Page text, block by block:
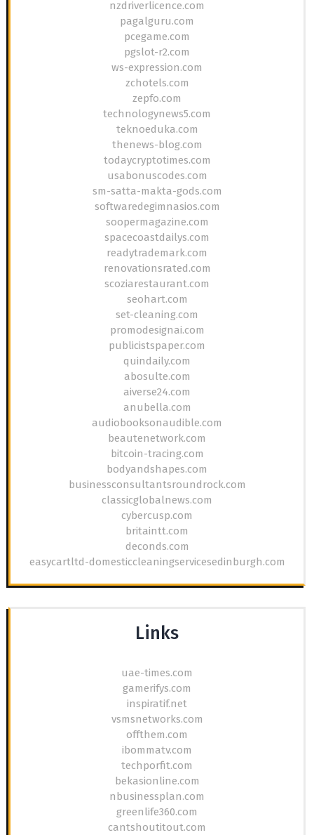
nzdriverlicence.com
pagalguru.com
pcegame.com
pgslot-r2.com
ws-expression.com
zchotels.com
zepfo.com
technologynews5.com
teknoeduka.com
thenews-blog.com
todaycryptotimes.com
usabonuscodes.com
sm-satta-makta-gods.com
softwaredegimnasios.com
soopermagazine.com
spacecoastdailys.com
readytrademark.com
renovationsrated.com
scoziarestaurant.com
seohart.com
set-cleaning.com
promodesignai.com
publicistspaper.com
quindaily.com
abosulte.com
aiverse24.com
anubella.com
audiobooksonaudible.com
beautenetwork.com
bitcoin-tracing.com
bodyandshapes.com
businessconsultantsroundrock.com
classicglobalnews.com
cybercusp.com
britaintt.com
deconds.com
easycartltd-domesticcleaningservicesedinburgh.com
Links
uae-times.com
gamerifys.com
inspiratif.net
vsmsnetworks.com
offthem.com
ibommatv.com
techporfit.com
bekasionline.com
nbusinessplan.com
greenlife360.com
cantshoutitout.com